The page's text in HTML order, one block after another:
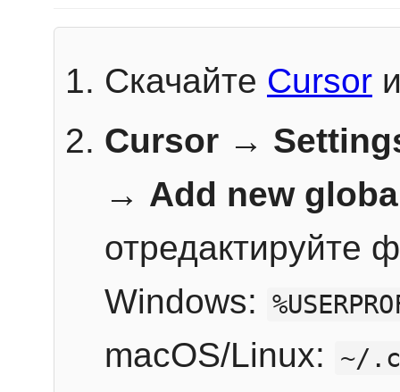
Скачайте Cursor
Cursor →
→ Add new
отредактируйте
Windows:
macOS/Linux: ~/